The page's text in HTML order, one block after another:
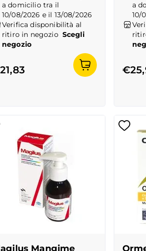
a domicilio tra il
10/08/2026 e il 13/08/2026
Verifica disponibilità al
ritiro in negozio Scegli
negozio
a
10/
Mangime